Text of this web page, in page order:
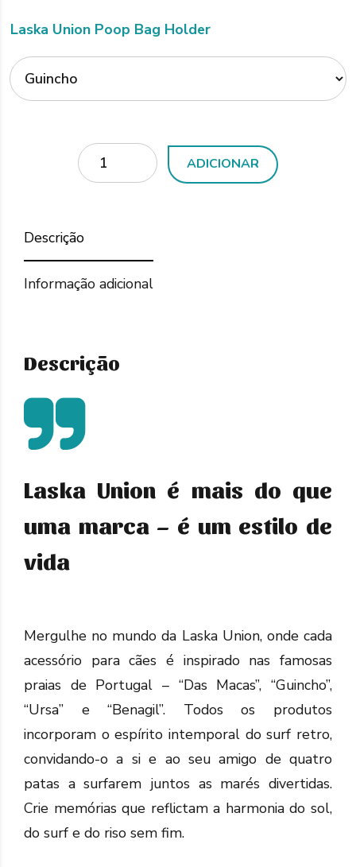
Laska Union Poop Bag Holder
Quantidade ADICIONAR
Descrição
Informação adicional
Descrição
Laska Union é mais do que
uma marca – é um estilo de
vida
Mergulhe no mundo da Laska Union, onde cada
acessório para cães é inspirado nas famosas
praias de Portugal – “Das Macas”, “Guincho”,
“Ursa” e “Benagil”. Todos os produtos
incorporam o espírito intemporal do surf retro,
convidando-o a si e ao seu amigo de quatro
patas a surfarem juntos as marés divertidas.
Crie memórias que reflictam a harmonia do sol,
do surf e do riso sem fim.